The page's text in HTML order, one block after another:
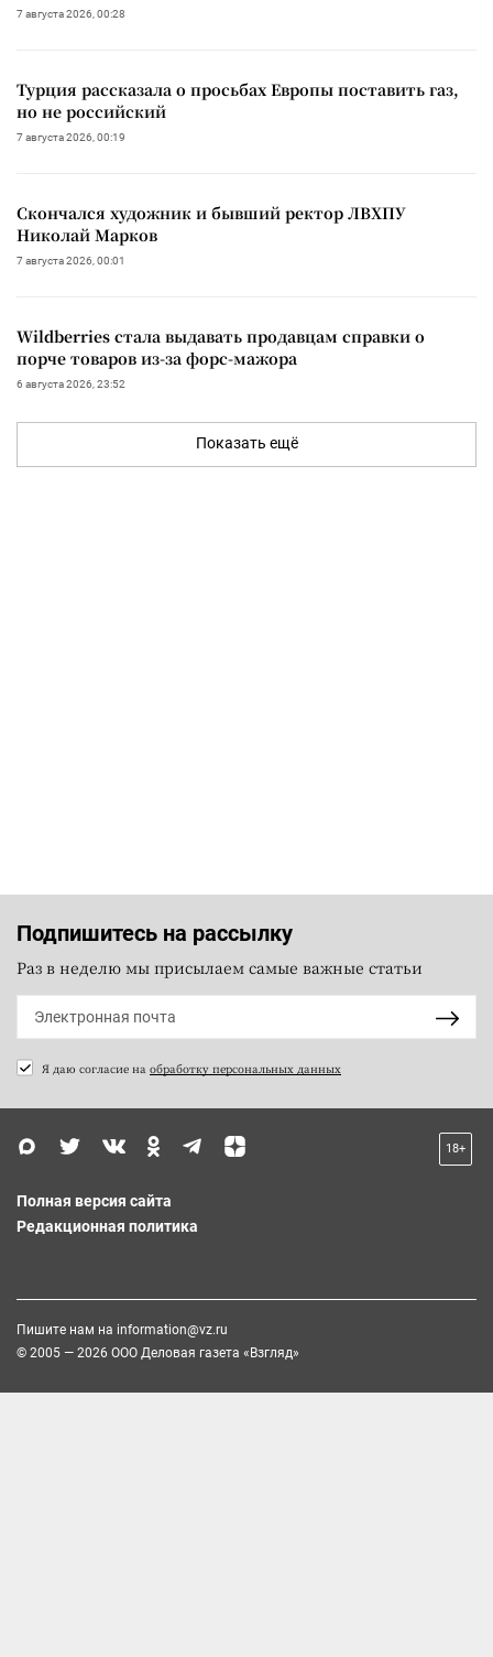
7 августа 2026, 00:28
Турция рассказала о просьбах Европы поставить газ,
но не российский
7 августа 2026, 00:19
Скончался художник и бывший ректор ЛВХПУ
Николай Марков
7 августа 2026, 00:01
Wildberries стала выдавать продавцам справки о
порче товаров из-за форс-мажора
6 августа 2026, 23:52
Показать ещё
Подпишитесь на рассылку
Раз в неделю мы присылаем самые важные статьи
Я даю согласие на обработку персональных данных
18+
Полная версия сайта
Редакционная политика
Пишите нам на information@vz.ru
© 2005 — 2026 ООО Деловая газета «Взгляд»